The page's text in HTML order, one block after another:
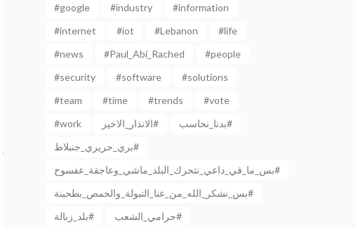
#google
#industry
#information
#internet
#iot #Lebanon
#life
#news
#Paul_Abi_Rached
#people
#security
#software
#solutions
#team
#time #trends
#vote
#work
الانذار_الاخير#
بدنا_نحاسب#
بري_حريري_جنبلاط#
بس_ما_في_داعي_نتحرك_البلد_ماشي_وعاجقة_عفسوح#
بس_نشكر_الله_من_عنا_التبولة_والحمص_بطحينة#
بلد_زبالة#
حرامي_الشعب#